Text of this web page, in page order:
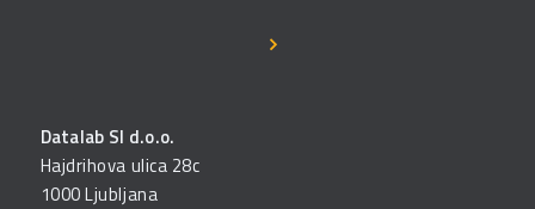
Datalab SI d.o.o.
Hajdrihova ulica 28c
1000 Ljubljana